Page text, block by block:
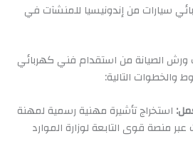
سيارات من إندونيسيا للمنشآت في
ورش الصيانة من استقدام فني كهربائي
والخطوات التالية:
استخراج تأشيرة مهنية رسمية لمهنة
منصة قوى التابعة لوزارة الموارد